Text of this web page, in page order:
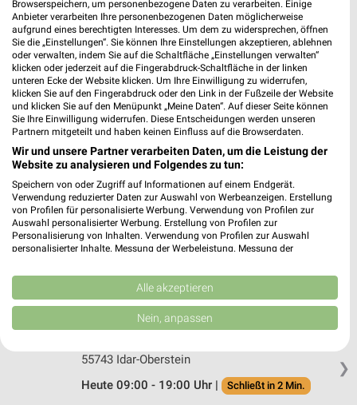
533,68 km
Ernsting's family Prüm
Bahnhofstraße 57
54595 Prüm
Heute 08:00 - 20:00 Uhr | Geöffnet
HACO Wadern
Franz-Haas-Straße 1
66687 Wadern
Heute 09:00 - 19:00 Uhr | Schließt in 2 Min.
562,86 km • Angebote: 1 Prospekt
❯
Ernsting's family Idar-Oberstein
55743 Idar-Oberstein
Heute 09:00 - 19:00 Uhr |
Schließt in 2 Min.
Browserspeichern, um personenbezogene Daten zu verarbeiten. Einige
Anbieter verarbeiten Ihre personenbezogenen Daten möglicherweise
aufgrund eines berechtigten Interesses. Um dem zu widersprechen, öffnen
Sie die „Einstellungen“. Sie können Ihre Einstellungen akzeptieren, ablehnen
oder verwalten, indem Sie auf die Schaltfläche „Einstellungen verwalten“
klicken oder jederzeit auf die Fingerabdruck-Schaltfläche in der linken
unteren Ecke der Website klicken. Um Ihre Einwilligung zu widerrufen,
klicken Sie auf den Fingerabdruck oder den Link in der Fußzeile der Website
und klicken Sie auf den Menüpunkt „Meine Daten“. Auf dieser Seite können
Sie Ihre Einwilligung widerrufen. Diese Entscheidungen werden unseren
Partnern mitgeteilt und haben keinen Einfluss auf die Browserdaten.
Wir und unsere Partner verarbeiten Daten, um die Leistung der
Website zu analysieren und Folgendes zu tun:
Speichern von oder Zugriff auf Informationen auf einem Endgerät.
Verwendung reduzierter Daten zur Auswahl von Werbeanzeigen. Erstellung
von Profilen für personalisierte Werbung. Verwendung von Profilen zur
Auswahl personalisierter Werbung. Erstellung von Profilen zur
Personalisierung von Inhalten. Verwendung von Profilen zur Auswahl
personalisierter Inhalte. Messung der Werbeleistung. Messung der
Kombinationen von Daten aus verschiedenen Quellen. Entwicklung und
Verbesserung der Angebote. Verwendung reduzierter Daten zur Auswahl
von Inhalten.
Daten können außerhalb der Europäischen Union weitergegeben und in die
USA gesendet werden.
Website/App.
Alle akzeptieren
Nein, anpassen